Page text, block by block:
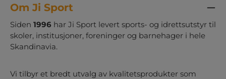
Om Ji Sport
Siden 1996 har Ji Sport levert sports- og idrettsutstyr til
skoler, institusjoner, foreninger og barnehager i hele
Skandinavia.
Vi tilbyr et bredt utvalg av kvalitetsprodukter som